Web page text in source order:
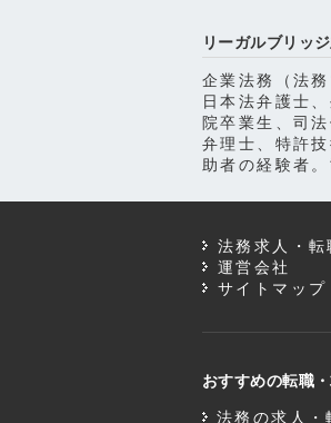
リーガルブリッ
企業法務（法
日本法弁護士
院卒業生、司法
弁理士、特許
助者の経験者
法務求人・転
運営会社
サイトマップ
おすすめの転職
法務の求人・